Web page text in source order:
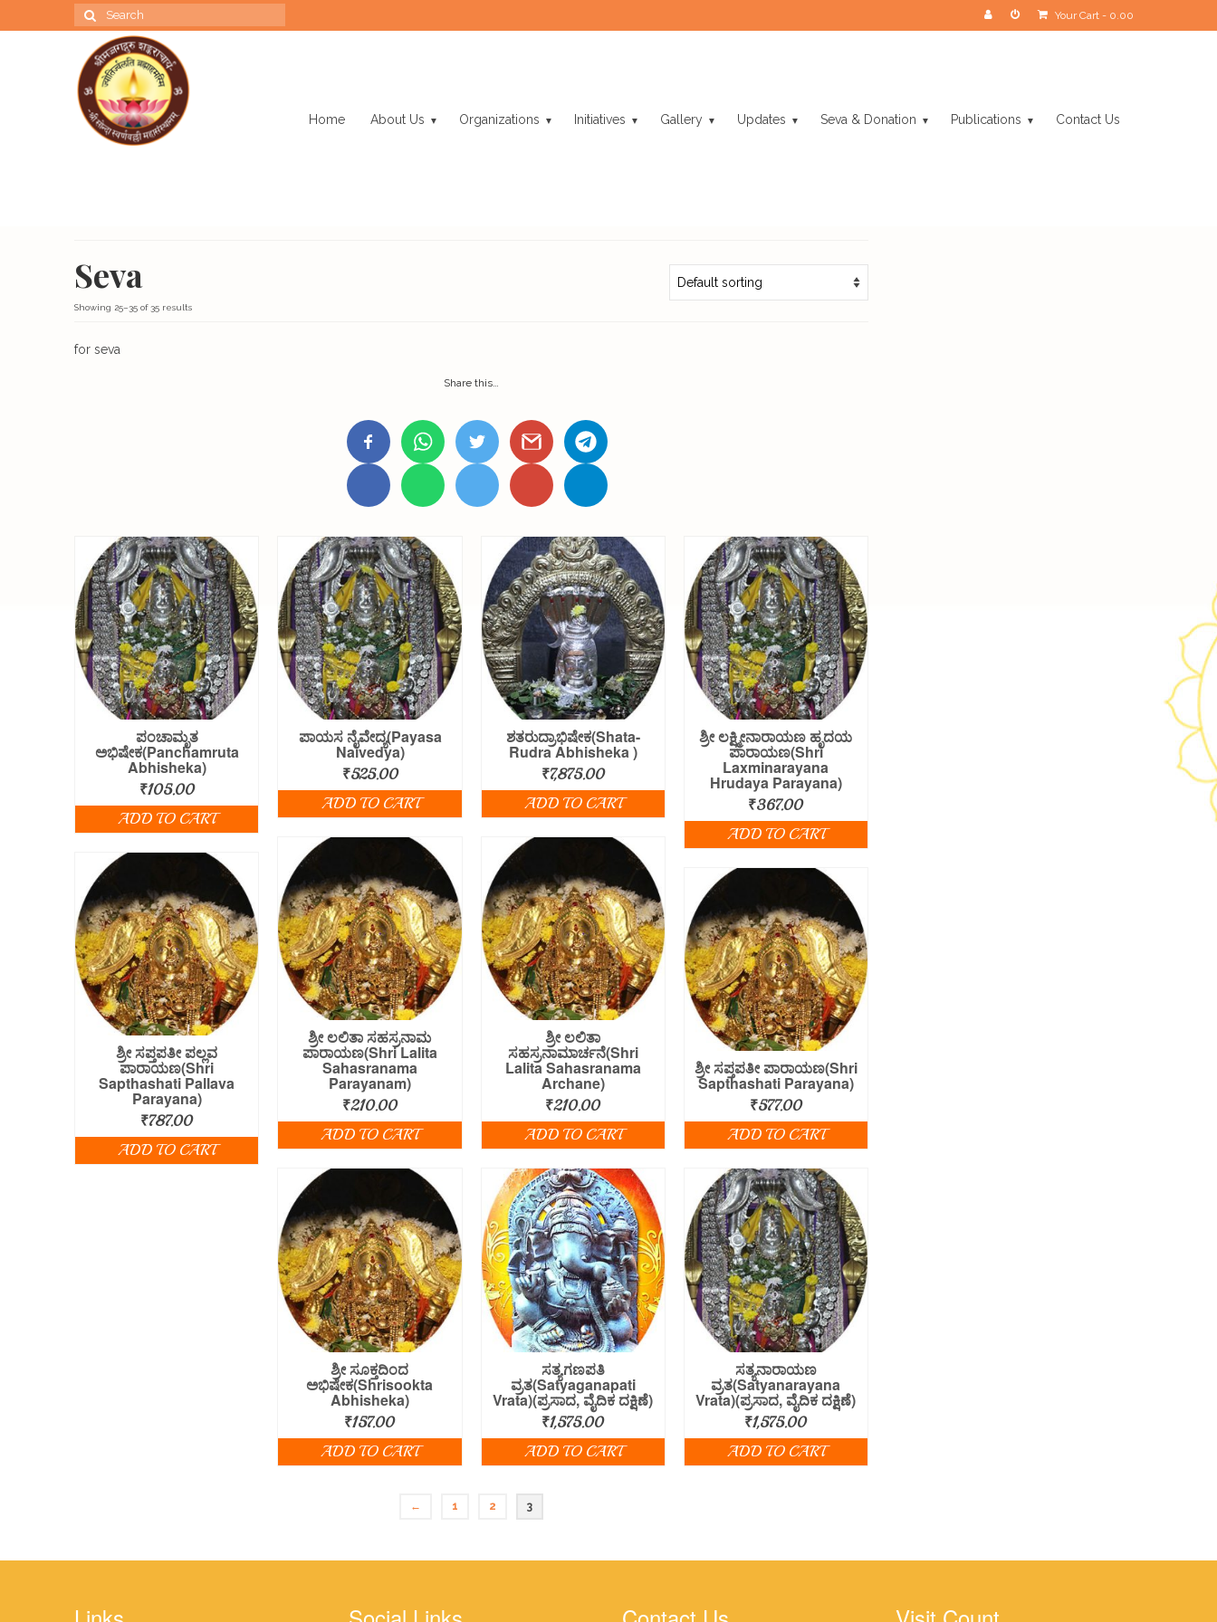
Your Cart - 0.00
Search
for:
Home About Us Organizations Initiatives Gallery Updates Seva & Donation Publications Contact Us
Seva
Showing 25–35 of 35 results
for seva
Share this…
ಪಂಚಾಮೃತ
ಅಭಿಷೇಕ(Panchamruta
Abhisheka)
₹105.00
ADD TO CART
ಪಾಯಸ ನೈವೇದ್ಯ(Payasa
Naivedya)
₹525.00
ADD TO CART
ಶತರುದ್ರಾಭಿಷೇಕ(Shata-
Rudra Abhisheka )
₹7,875.00
ADD TO CART
ಶ್ರೀ ಲಕ್ಷ್ಮೀನಾರಾಯಣ ಹೃದಯ
ಪಾರಾಯಣ(Shri
Laxminarayana
Hrudaya Parayana)
₹367.00
ADD TO CART
ಶ್ರೀ ಲಲಿತಾ ಸಹಸ್ರನಾಮ
ಪಾರಾಯಣ(Shri Lalita
Sahasranama
Parayanam)
₹210.00
ADD TO CART
ಶ್ರೀ ಲಲಿತಾ
ಸಹಸ್ರನಾಮಾರ್ಚನೆ(Shri
Lalita Sahasranama
Archane)
₹210.00
ADD TO CART
ಶ್ರೀ ಸಪ್ತಪತೀ ಪಲ್ಲವ
ಪಾರಾಯಣ(Shri
Sapthashati Pallava
Parayana)
₹787.00
ADD TO CART
ಶ್ರೀ ಸಪ್ತಪತೀ ಪಾರಾಯಣ(Shri
Sapthashati Parayana)
₹577.00
ADD TO CART
ಶ್ರೀ ಸೂಕ್ತದಿಂದ
ಅಭಿಷೇಕ(Shrisookta
Abhisheka)
₹157.00
ADD TO CART
ಸತ್ಯಗಣಪತಿ
ವ್ರತ(Satyaganapati
Vrata)(ಪ್ರಸಾದ, ವೈದಿಕ ದಕ್ಷಿಣೆ)
₹1,575.00
ADD TO CART
ಸತ್ಯನಾರಾಯಣ
ವ್ರತ(Satyanarayana
Vrata)(ಪ್ರಸಾದ, ವೈದಿಕ ದಕ್ಷಿಣೆ)
₹1,575.00
ADD TO CART
← 1 2 3